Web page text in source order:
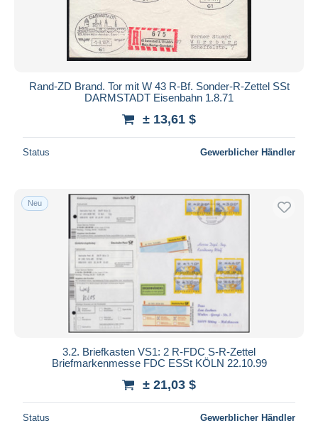
Rand-ZD Brand. Tor mit W 43 R-Bf. Sonder-R-Zettel SSt
DARMSTADT Eisenbahn 1.8.71
± 13,61 $
Status Gewerblicher Händler
Neu
3.2. Briefkasten VS1: 2 R-FDC S-R-Zettel
Briefmarkenmesse FDC ESSt KÖLN 22.10.99
± 21,03 $
Status Gewerblicher Händler